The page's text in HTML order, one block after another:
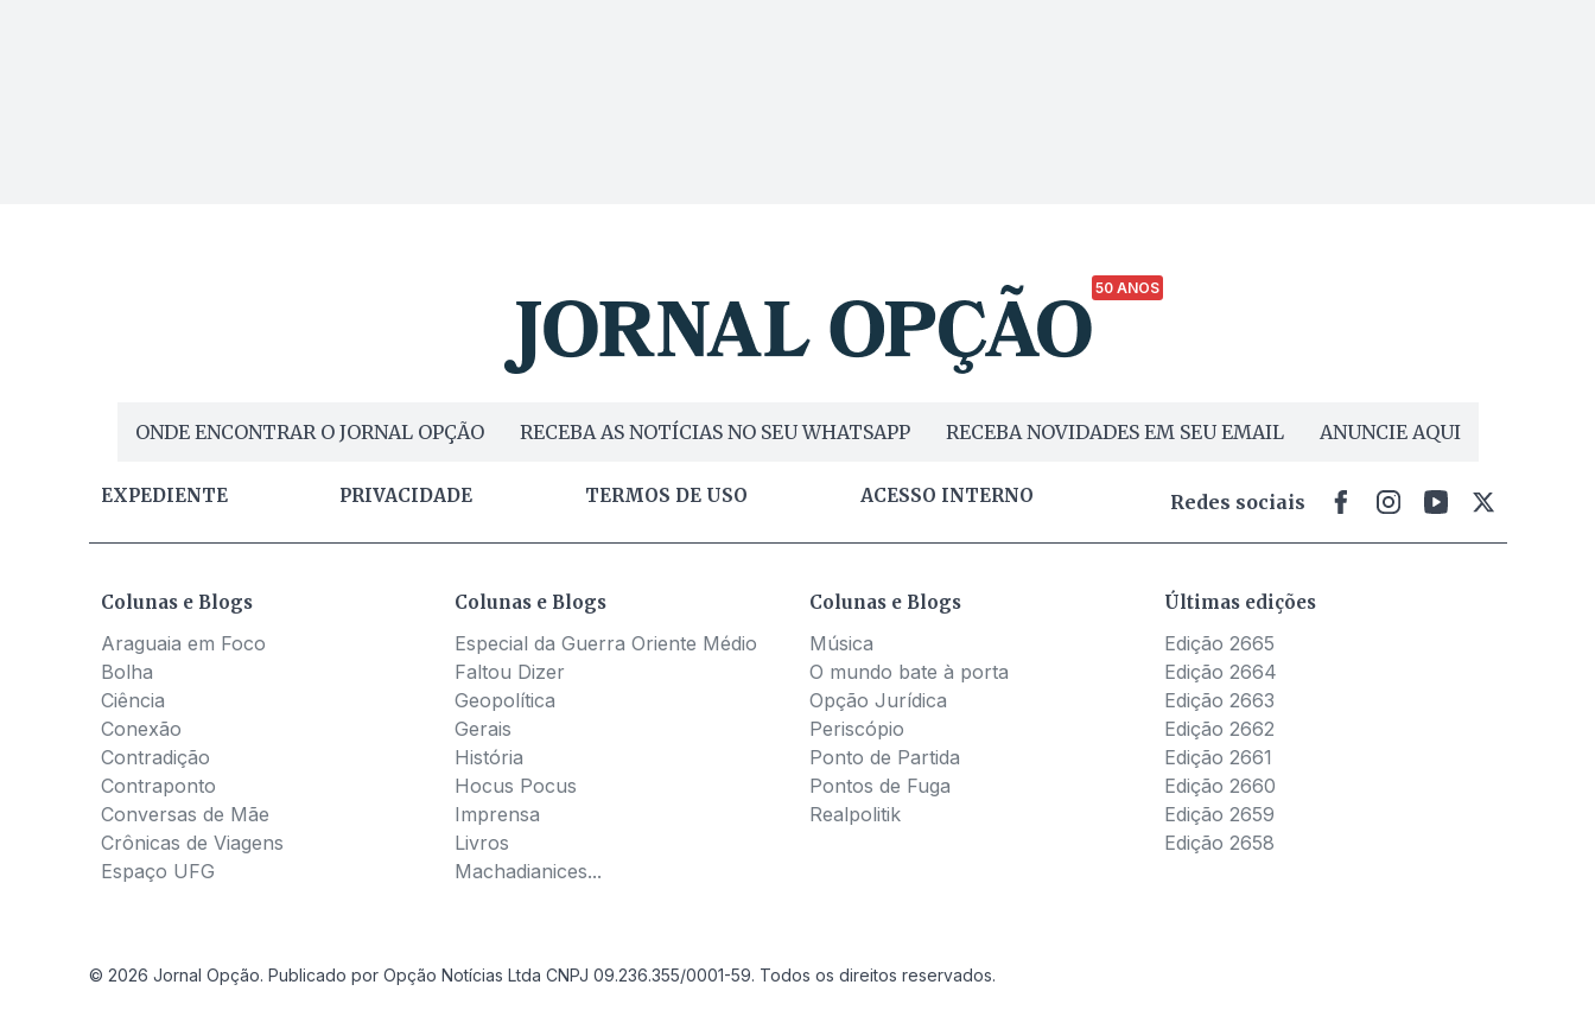
50 ANOS
ONDE ENCONTRAR O JORNAL OPÇÃO RECEBA AS NOTÍCIAS NO SEU WHATSAPP RECEBA NOVIDADES EM SEU EMAIL ANUNCIE AQUI
EXPEDIENTE PRIVACIDADE TERMOS DE USO ACESSO INTERNO Redes sociais
Colunas e Blogs
Araguaia em Foco
Bolha
Ciência
Conexão
Contradição
Contraponto
Conversas de Mãe
Crônicas de Viagens
Espaço UFG
Colunas e Blogs
Especial da Guerra Oriente Médio
Faltou Dizer
Geopolítica
Gerais
História
Hocus Pocus
Imprensa
Livros
Machadianices...
Colunas e Blogs
Música
O mundo bate à porta
Opção Jurídica
Periscópio
Ponto de Partida
Pontos de Fuga
Realpolitik
Últimas edições
Edição 2665
Edição 2664
Edição 2663
Edição 2662
Edição 2661
Edição 2660
Edição 2659
Edição 2658
© 2026 Jornal Opção. Publicado por Opção Notícias Ltda CNPJ 09.236.355/0001-59. Todos os direitos reservados.